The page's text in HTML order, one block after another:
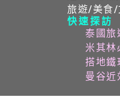
旅遊/美食/
快速探訪
泰國旅
米其
搭地鐵
曼谷近